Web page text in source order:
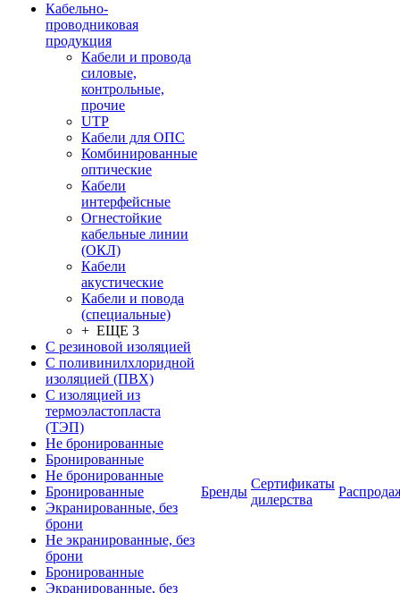
Кабельно-
проводниковая
продукция
Кабели и провода
силовые,
контрольные,
прочие
UTP
Кабели для ОПС
Комбинированные
оптические
Кабели
интерфейсные
Огнестойкие
кабельные линии
(ОКЛ)
Кабели
акустические
Кабели и повода
(специальные)
+ ЕЩЕ 3
С резиновой изоляцией
С поливинилхлоридной
изоляцией (ПВХ)
С изоляцией из
термоэластопласта
(ТЭП)
Не бронированные
Бронированные
Не бронированные
Бронированные
Экранированные, без
брони
Не экранированные, без
брони
Бронированные
Экранированные, без
Бренды
Сертификаты
дилерства